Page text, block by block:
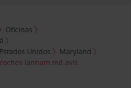
Oficinas
Unidos
Maryland
lanham md avis